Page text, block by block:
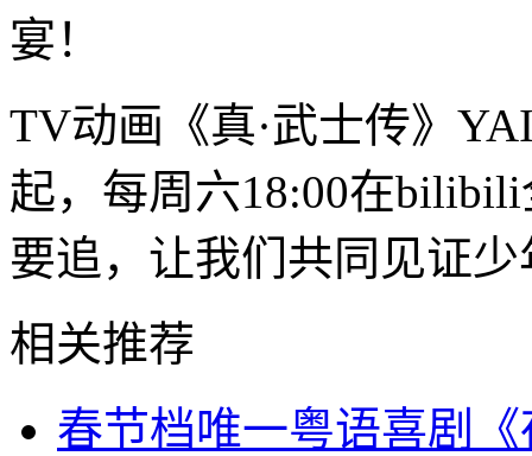
宴！
TV动画《真·武士传》
起，每周六18:00在
要追，让我们共同见证
相关推荐
春节档唯一粤语喜剧